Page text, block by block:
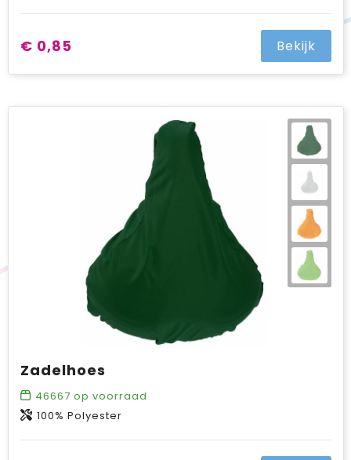
€ 0,85 Bekijk
Zadelhoes
46667 op voorraad
100% Polyester